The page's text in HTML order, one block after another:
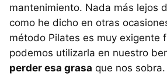
mantenimiento. Nada más lejos
como he dicho en otras
método Pilates es muy exigente
podemos utilizarla en nuestro
perder esa grasa que nos sobra.